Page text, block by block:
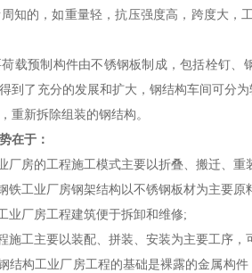
的，如重量轻，抗压强度高，跨度大，
预制构件由不锈钢板制成，包括栓钉、
到了充分的发展和扩大，钢结构车间可分
重新拆除组装的钢结构。
在于：
房的工程施工模式主要以折叠、搬迁、重
工业厂房钢架结构以不锈钢板材为主要原
厂房工程建筑便于拆卸和维修;
工主要以装配、拼装、安装为主要工序，
构工业厂房工程的基础是裸露的金属构件